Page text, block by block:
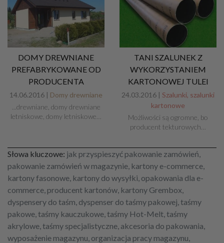
DOMY DREWNIANE
PREFABRYKOWANE OD
PRODUCENTA
14.06.2016 | Domy drewniane
...drewniane, domy drewniane
letniskowe, domy letniskowe…
TANI SZALUNEK Z
WYKORZYSTANIEM
KARTONOWEJ TULEI
24.03.2016 | Szalunki, szalunki
kartonowe
Możliwości są ogromne, bo
producent tekturowych…
Słowa kluczowe: jak przyspieszyć pakowanie zamówień,
pakowanie zamówień w magazynie, kartony e-commerce,
kartony fasonowe, kartony do wysyłki, opakowania dla e-
commerce, producent kartonów, kartony Grembox,
dyspensery do taśm, dyspenser do taśmy pakowej, taśmy
pakowe, taśmy kauczukowe, taśmy Hot-Melt, taśmy
akrylowe, taśmy specjalistyczne, akcesoria do pakowania,
wyposażenie magazynu, organizacja pracy magazynu,